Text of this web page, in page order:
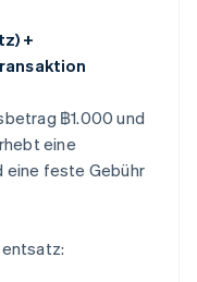
+
฿1.000 und
eine
eine feste Gebühr